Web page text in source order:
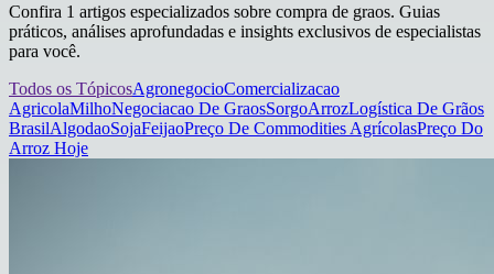
Confira 1 artigos especializados sobre compra de graos. Guias
práticos, análises aprofundadas e insights exclusivos de especialistas
para você.
Todos os TópicosAgronegocioComercializacao
AgricolaMilhoNegociacao De GraosSorgoArrozLogística De Grãos
BrasilAlgodaoSojaFeijaoPreço De Commodities AgrícolasPreço Do
Arroz Hoje